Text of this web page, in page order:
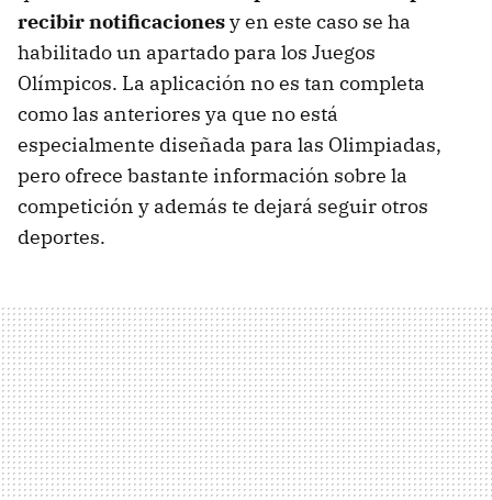
recibir notificacionesy en este caso se ha
habilitado un apartado para los Juegos
Olímpicos. La aplicación no es tan completa
como las anteriores ya que no está
especialmente diseñada para las Olimpiadas,
pero ofrece bastante información sobre la
competición y además te dejará seguir otros
deportes.